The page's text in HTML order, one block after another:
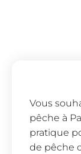
Vous
pêche à
pratique
de pêche